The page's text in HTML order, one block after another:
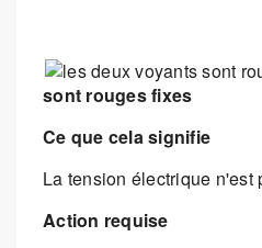
sont rouges fixes
Ce que cela signifie
La tension électrique n'est
Action requise